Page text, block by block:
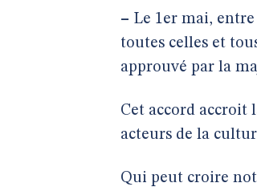
– Le 1er mai, entre
toutes celles et
approuvé par la
Cet accord accroit
acteurs de la
Qui peut croire